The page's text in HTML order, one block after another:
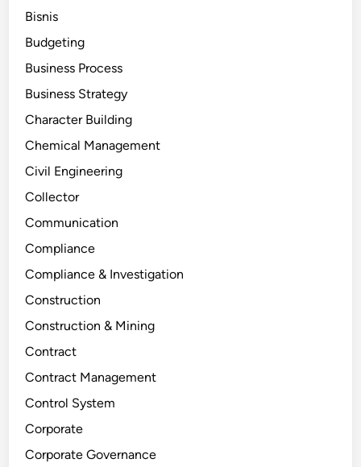
Bisnis
Budgeting
Business Process
Business Strategy
Character Building
Chemical Management
Civil Engineering
Collector
Communication
Compliance
Compliance & Investigation
Construction
Construction & Mining
Contract
Contract Management
Control System
Corporate
Corporate Governance